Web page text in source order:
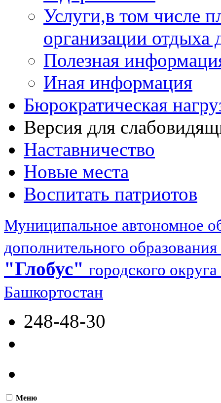
Услуги,в том числе
организации отдыха
Полезная
Иная информация
Бюрократическая
Версия для
Наставничество
Новые места
Воспитать патриотов
Муниципальное автономное
дополнительного образования
"Глобус" городского
Башкортостан
248-48-30
Меню